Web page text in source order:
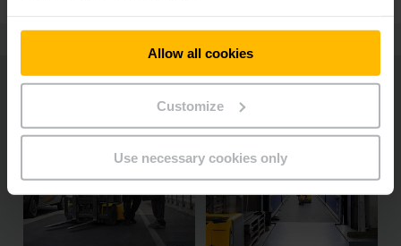
Allow all cookies
Customize
Use necessary cookies only